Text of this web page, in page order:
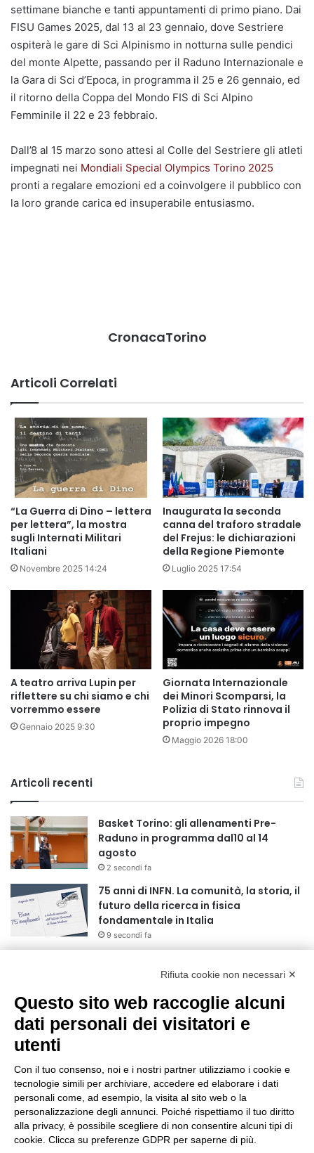
settimane bianche e tanti appuntamenti di primo piano. Dai
FISU Games 2025, dal 13 al 23 gennaio, dove Sestriere
ospiterà le gare di Sci Alpinismo in notturna sulle pendici
del monte Alpette, passando per il Raduno Internazionale e
la Gara di Sci d’Epoca, in programma il 25 e 26 gennaio, ed
il ritorno della Coppa del Mondo FIS di Sci Alpino
Femminile il 22 e 23 febbraio.
Dall’8 al 15 marzo sono attesi al Colle del Sestriere gli atleti
impegnati nei Mondiali Special Olympics Torino 2025
pronti a regalare emozioni ed a coinvolgere il pubblico con
la loro grande carica ed insuperabile entusiasmo.
CronacaTorino
Articoli Correlati
“La Guerra di Dino – lettera
per lettera”, la mostra
sugli Internati Militari
Italiani
Novembre 2025 14:24
Inaugurata la seconda
canna del traforo stradale
del Frejus: le dichiarazioni
della Regione Piemonte
Luglio 2025 17:54
A teatro arriva Lupin per
riflettere su chi siamo e chi
vorremmo essere
Gennaio 2025 9:30
Giornata Internazionale
dei Minori Scomparsi, la
Polizia di Stato rinnova il
proprio impegno
Maggio 2026 18:00
Articoli recenti
Basket Torino: gli allenamenti Pre-
Raduno in programma dal10 al 14
agosto
2 secondi fa
75 anni di INFN. La comunità, la storia, il
futuro della ricerca in fisica
fondamentale in Italia
9 secondi fa
nel pieno della stagione turistica
Grande partecipazione alla Festa della
15 ore fa
Pininfarina, Davide Loris Amantea è il
nuovo Chief Creative Officer
1 giorno fa
Rifiuta cookie non necessari ✕
Questo sito web raccoglie alcuni
dati personali dei visitatori e
utenti
Con il tuo consenso, noi e i nostri partner utilizziamo i cookie e
tecnologie simili per archiviare, accedere ed elaborare i dati
personali come, ad esempio, la visita al sito web o la
personalizzazione degli annunci. Poiché rispettiamo il tuo diritto
alla privacy, è possibile scegliere di non consentire alcuni tipi di
cookie. Clicca su preferenze GDPR per saperne di più.